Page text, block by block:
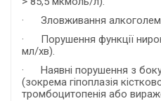
· Зловживання
· Порушення функції нирок
мл/хв).
· Наявні порушення з
(зокрема гіпоплазія
тромбоцитопенія або